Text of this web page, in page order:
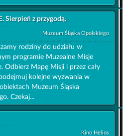
Sierpień z przygodą.
Muzeum Śląska Opolskiego
rodziny do udziału w
programie Muzealne Misje
Odbierz Mapę Misji i przez cały
kolejne wyzwania w
Muzeum Śląska
Czekaj...
Kino Helios